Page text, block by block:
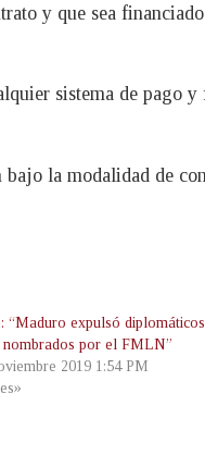
y que sea
sistema de pago y
la modalidad de
“Maduro expulsó diplomáticos
nombrados por el FMLN”
2019 1:54 PM